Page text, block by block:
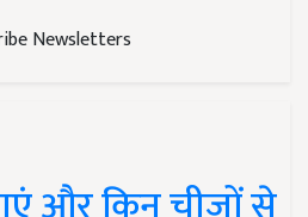
Newsletters